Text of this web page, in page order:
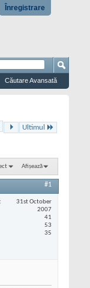
Înregistrare
Căutare Avansată
Ultimul
Afișează
#1
31st October
2007
41
53
35